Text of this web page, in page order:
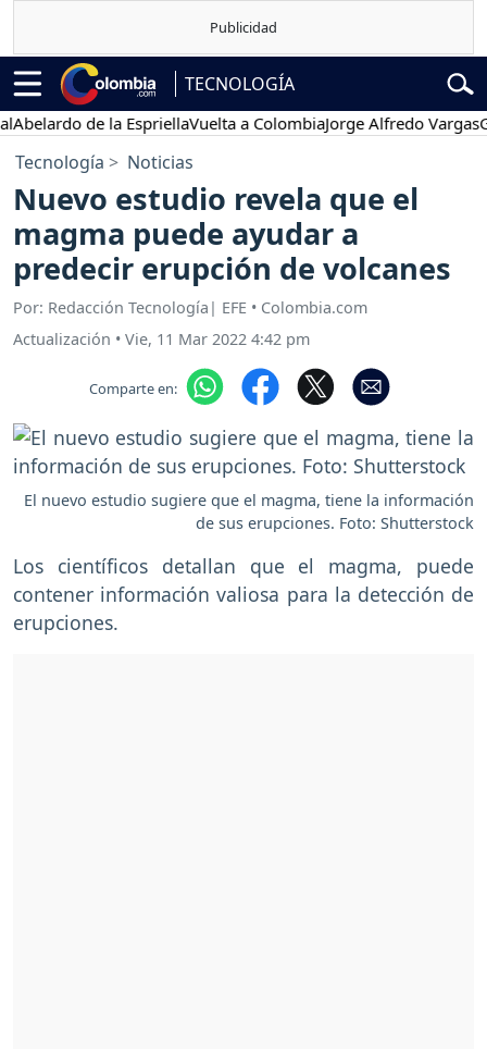
TECNOLOGÍA
de la EspriellaVuelta a ColombiaJorge Alfredo Vargas
Tecnología Noticias
Nuevo estudio revela que el
magma puede ayudar a
predecir erupción de volcanes
Por: Redacción Tecnología| EFE • Colombia.com
Actualización • Vie, 11 Mar 2022 4:42 pm
Comparte en:
El nuevo estudio sugiere que el magma, tiene la información
de sus erupciones. Foto: Shutterstock
Los científicos detallan que el magma, puede
contener información valiosa para la detección de
erupciones.